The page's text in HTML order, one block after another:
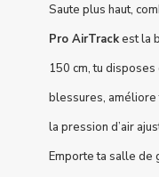
Saute plus haut,
Pro AirTrackest la
150 cm, tu
blessures, améliore
la pression d’air
Emporte ta salle de